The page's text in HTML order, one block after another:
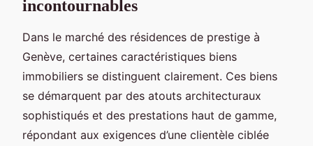
incontournables
Dans le marché des résidences de prestige à
Genève, certaines caractéristiques biens
immobiliers se distinguent clairement. Ces biens
se démarquent par des atouts architecturaux
sophistiqués et des prestations haut de gamme,
répondant aux exigences d’une clientèle ciblée